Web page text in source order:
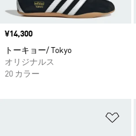
価格
¥14,300
トーキョー/ Tokyo
オリジナルス
20 カラー